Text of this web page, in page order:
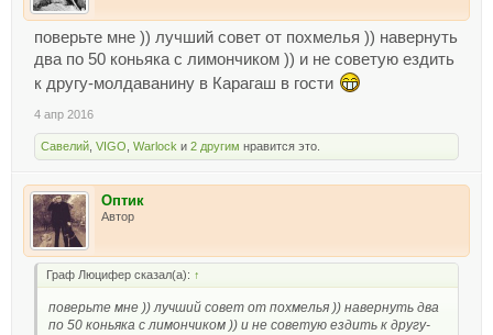
поверьте мне )) лучший совет от похмелья )) навернуть
два по 50 коньяка с лимончиком )) и не советую ездить
к другу-молдаванину в Карагаш в гости
4 апр 2016
Савелий VIGO Warlock и 2 другим нравится это.
Оптик
Автор
Граф Люцифер сказал(а): ↑
поверьте мне )) лучший совет от похмелья )) навернуть два
по 50 коньяка с лимончиком )) и не советую ездить к другу-